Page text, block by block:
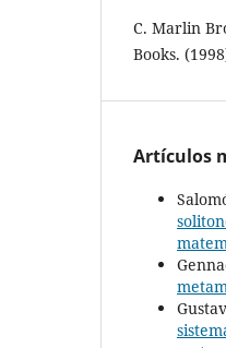
C. Marlin
Books.
Artículos